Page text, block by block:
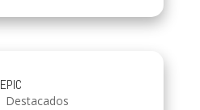
Destacados